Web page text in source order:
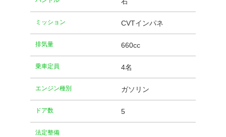
ミッション CVTインパネ
排気量 660cc
乗車定員 4名
エンジン種別 ガソリン
ドア数 5
法定整備